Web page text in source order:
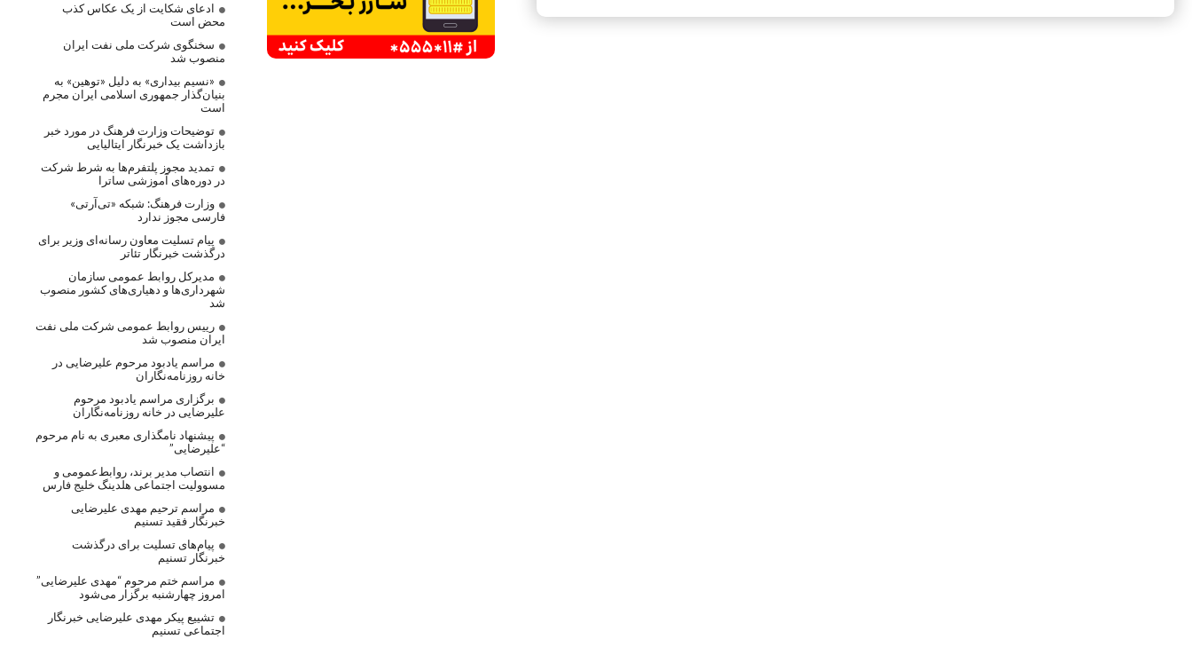
ادعای شکایت از یک عکاس کذب
محض است
سخنگوی شرکت ملی نفت ایران
منصوب شد
«نسیم بیداری» به دلیل «توهین» به
بنیان‌گذار جمهوری اسلامی ایران مجرم
است
توضیحات وزارت فرهنگ در مورد خبر
بازداشت یک خبرنگار ایتالیایی
تمدید مجوز پلتفرم‌ها به شرط شرکت
در دوره‌های آموزشی ساترا
وزارت فرهنگ: شبکه «تی‌آرتی»
فارسی مجوز ندارد
پیام تسلیت معاون رسانه‌ای وزیر برای
درگذشت خبرنگار تئاتر
مدیرکل روابط عمومی سازمان
شهرداری‌ها و دهیاری‌های کشور منصوب
شد
رییس روابط عمومی شرکت ملی نفت
ایران منصوب شد
مراسم یادبود مرحوم علیرضایی در
خانه روزنامه‌نگاران
برگزاری مراسم یادبود مرحوم
علیرضایی در خانه روزنامه‌نگاران
پیشنهاد نامگذاری معبری به نام مرحوم
“علیرضایی”
انتصاب مدیر برند، روابط‌عمومی و
مسوولیت اجتماعی هلدینگ خلیج فارس
مراسم ترحیم مهدی علیرضایی
خبرنگار فقید تسنیم
پیام‌های تسلیت برای درگذشت
خبرنگار تسنیم
مراسم ختم مرحوم “مهدی علیرضایی”
امروز چهارشنبه برگزار می‌شود
تشییع پیکر مهدی علیرضایی خبرنگار
اجتماعی تسنیم